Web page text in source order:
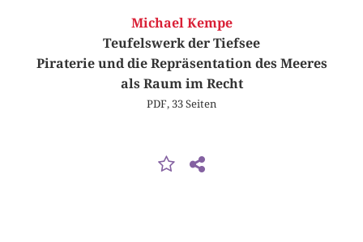
Michael Kempe
Teufelswerk der Tiefsee
Piraterie und die Repräsentation des Meeres
als Raum im Recht
PDF, 33 Seiten